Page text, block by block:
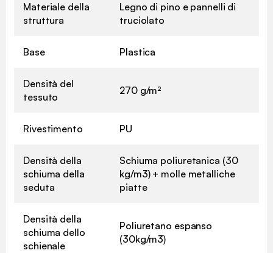
Materiale della
struttura
Legno di pino e pannelli di
truciolato
Base Plastica
Densità del
tessuto
270 g/m²
Rivestimento PU
Densità della
schiuma della
seduta
Schiuma poliuretanica (30
kg/m3) + molle metalliche
piatte
Densità della
schiuma dello
schienale
Poliuretano espanso
(30kg/m3)